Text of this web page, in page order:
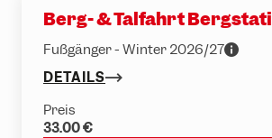
Berg- & Talfahrt
Fußgänger - Winter 2026/27
DETAILS
Preis
33.00 €